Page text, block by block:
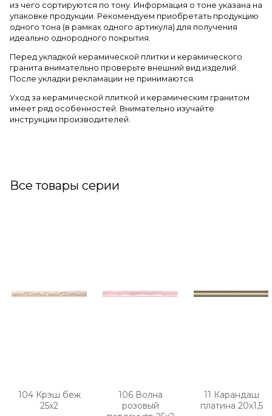
из чего сортируются по тону. Информация о тоне указана на
упаковке продукции. Рекомендуем приобретать продукцию
одного тона (в рамках одного артикула) для получения
идеально однородного покрытия.
Перед укладкой керамической плитки и керамического
гранита внимательно проверьте внешний вид изделий.
После укладки рекламации не принимаются.
Уход за керамической плиткой и керамическим гранитом
имеет ряд особенностей. Внимательно изучайте
инструкции производителей.
Все товары серии
104 Крэш беж
25х2
106 Волна
розовый
11 Карандаш
платина 20х1,5